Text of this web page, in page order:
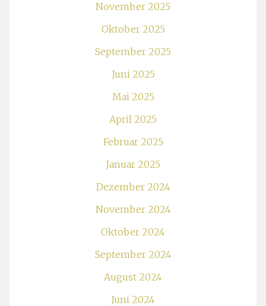
November 2025
Oktober 2025
September 2025
Juni 2025
Mai 2025
April 2025
Februar 2025
Januar 2025
Dezember 2024
November 2024
Oktober 2024
September 2024
August 2024
Juni 2024